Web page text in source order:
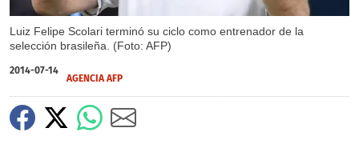
Luiz Felipe Scolari terminó su ciclo como entrenador de la
selección brasileña. (Foto: AFP)
2014-07-14
AGENCIA AFP